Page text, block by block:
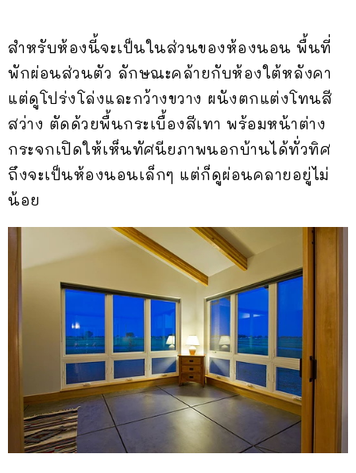
สำหรับห้องนี้จะเป็นในส่วนของห้องนอน พื้นที่
พักผ่อนส่วนตัว ลักษณะคล้ายกับห้องใต้หลังคา
แต่ดูโปร่งโล่งและกว้างขวาง ผนังตกแต่งโทนสี
สว่าง ตัดด้วยพื้นกระเบื้องสีเทา พร้อมหน้าต่าง
กระจกเปิดให้เห็นทัศนียภาพนอกบ้านได้ทั่วทิศ
ถึงจะเป็นห้องนอนเล็กๆ แต่ก็ดูผ่อนคลายอยู่ไม่
น้อย